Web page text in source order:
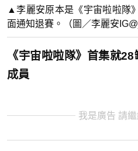
▲李麗安原本是《宇宙啦啦隊
面通知退賽。（圖／李麗安
《宇宙啦啦隊》首集就
成員
我是廣告 請